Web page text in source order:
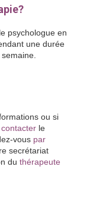
psychologue en
une durée
ou si
contacter le
vous par
secrétariat
du thérapeute